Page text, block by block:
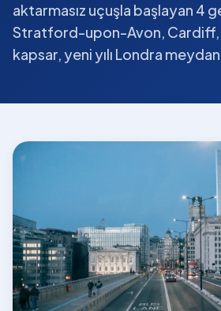
aktarmasız uçuşla başlayan 4
Stratford-upon-Avon, Cardiff,
kapsar, yeni yılı Londra